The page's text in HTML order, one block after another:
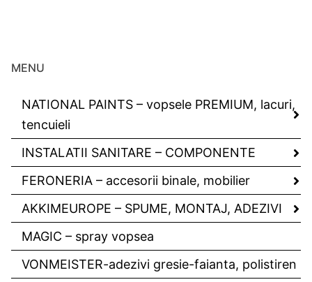
MENU
NATIONAL PAINTS – vopsele PREMIUM, lacuri,
tencuieli
INSTALATII SANITARE – COMPONENTE
FERONERIA – accesorii binale, mobilier
AKKIMEUROPE – SPUME, MONTAJ, ADEZIVI
MAGIC – spray vopsea
VONMEISTER-adezivi gresie-faianta, polistiren